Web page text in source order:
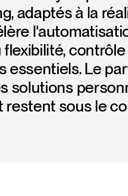
adaptés à la
flexibilité,
essentiels. Le
solutions
sous le